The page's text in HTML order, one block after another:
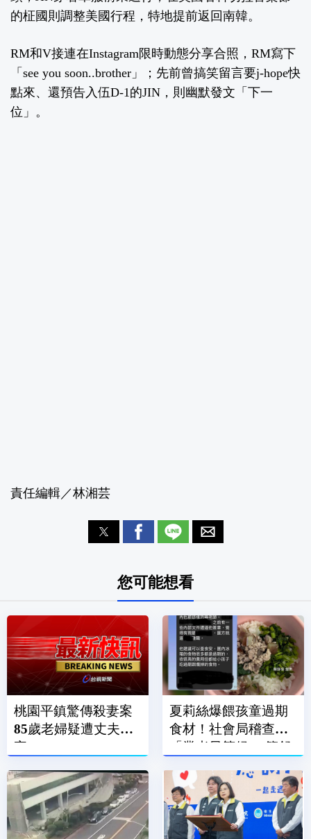
的柾國則調整美國行程，特地提前返回南韓。
RM和V接連在Instagram限時動態分享合照，RM寫下
「see you soon..brother」；先前曾搞笑留言要j-hope快
點來、還預告入伍D-1的JIN，則幽默發文「下一
位」。
責任編輯／林湘芸
您可能想看
桃園平鎮驚傳殺妻案
85歲老婦疑遭丈夫殺
害
夏莉絲爆餵孩童過期
食材！社會局稽查
「業者早等候」 簡舒